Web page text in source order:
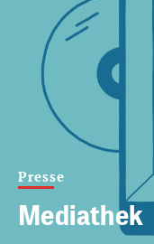
Presse
Mediathek